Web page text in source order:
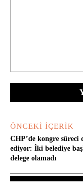
ÖNCEKI İÇERIK
CHP’de kongre süreci
ediyor: İki belediye
delege olamadı